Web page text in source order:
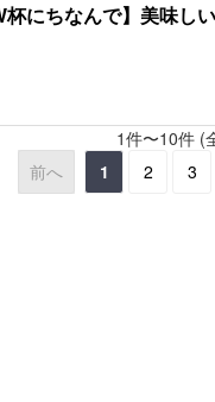
杯にちなんで】美味し
1件〜10件 (
前へ
1 2 3